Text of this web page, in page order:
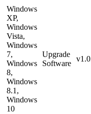
Windows
XP,
Windows
Vista,
Windows
7,
Windows
8,
Windows
8.1,
Windows
10
Upgrade
Software